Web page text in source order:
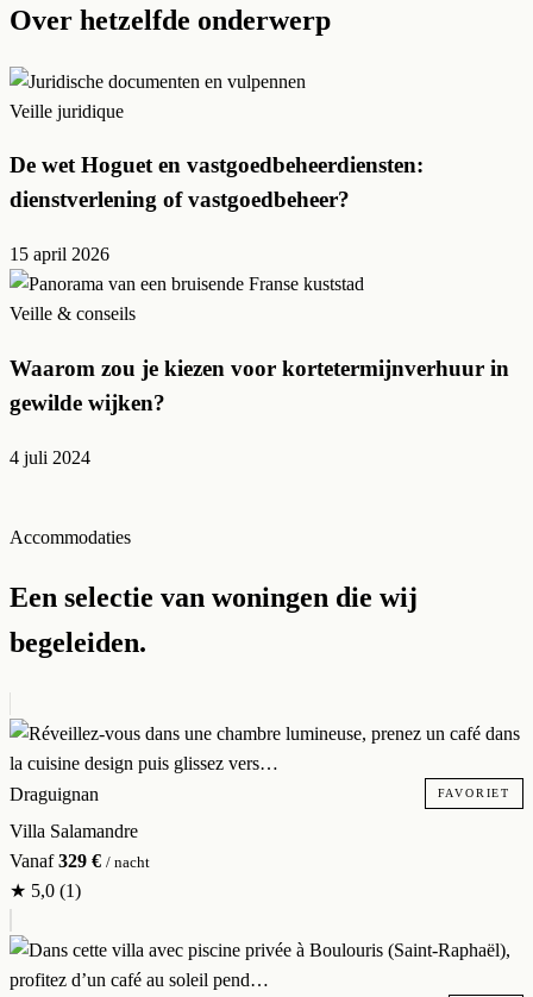
Over hetzelfde onderwerp
Veille juridique
De wet Hoguet en vastgoedbeheerdiensten:
dienstverlening of vastgoedbeheer?
15 april 2026
Veille & conseils
Waarom zou je kiezen voor kortetermijnverhuur in
gewilde wijken?
4 juli 2024
Accommodaties
Een selectie van woningen die wij
begeleiden.
Draguignan FAVORIET
Villa Salamandre
Vanaf329 € / nacht
★ 5,0 (1)